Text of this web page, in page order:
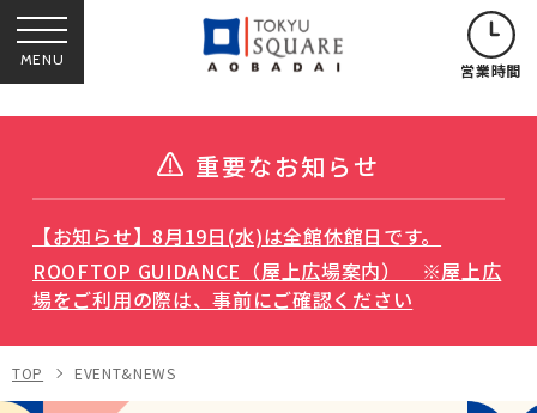
MENU 営業時間
重要なお知らせ
【お知らせ】8月19日(水)は全館休館日です。
ROOFTOP GUIDANCE（屋上広場案内） ※屋上広
場をご利用の際は、事前にご確認ください
TOP EVENT&NEWS